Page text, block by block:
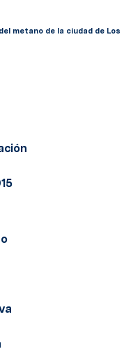
metano de la ciudad de Los